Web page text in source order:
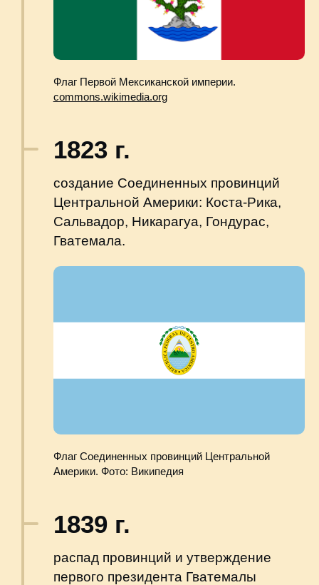
Коллекция Сидни Д. Маркмана.
1898 г.
на территорию страны и развитие
Фото: Юджин Вернон Харрис, 1913-1978 гг.
1931 г.